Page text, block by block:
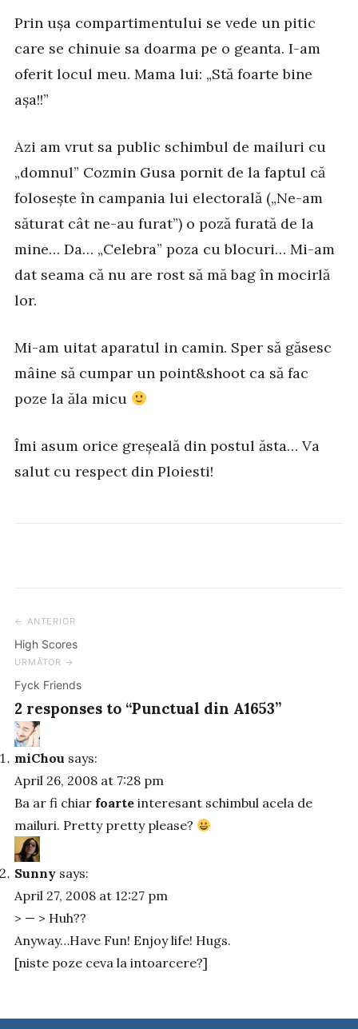
Prin ușa compartimentului se vede un pitic
care se chinuie sa doarma pe o geanta. I-am
oferit locul meu. Mama lui: „Stă foarte bine
așa!!”
Azi am vrut sa public schimbul de mailuri cu
„domnul” Cozmin Gusa pornit de la faptul că
folosește în campania lui electorală („Ne-am
săturat cât ne-au furat”) o poză furată de la
mine… Da… „Celebra” poza cu blocuri… Mi-am
dat seama că nu are rost să mă bag în mocirlă
lor.
Mi-am uitat aparatul in camin. Sper să găsesc
mâine să cumpar un point&shoot ca să fac
poze la ăla micu
Îmi asum orice greșeală din postul ăsta… Va
salut cu respect din Ploiesti!
Post
navigation
← ANTERIOR
High Scores
URMĂTOR →
Fyck Friends
2 responses to “Punctual din A1653”
miChou says:
April 26, 2008 at 7:28 pm
Ba ar fi chiar foarte interesant schimbul acela de
mailuri. Pretty pretty please?
Sunny says:
April 27, 2008 at 12:27 pm
> — > Huh??
Anyway…Have Fun! Enjoy life! Hugs.
[niste poze ceva la intoarcere?]